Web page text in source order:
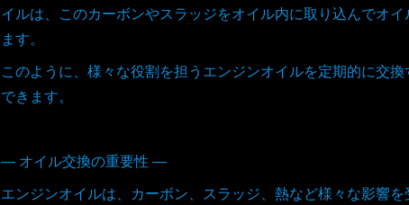
イルは、このカーボンやスラッジをオイル内に取り込んでオ
ます。
このように、様々な役割を担うエンジンオイルを定期的に交
できます。
― オイル交換の重要性 ―
エンジンオイルは、カーボン、スラッジ、熱など様々な影響を